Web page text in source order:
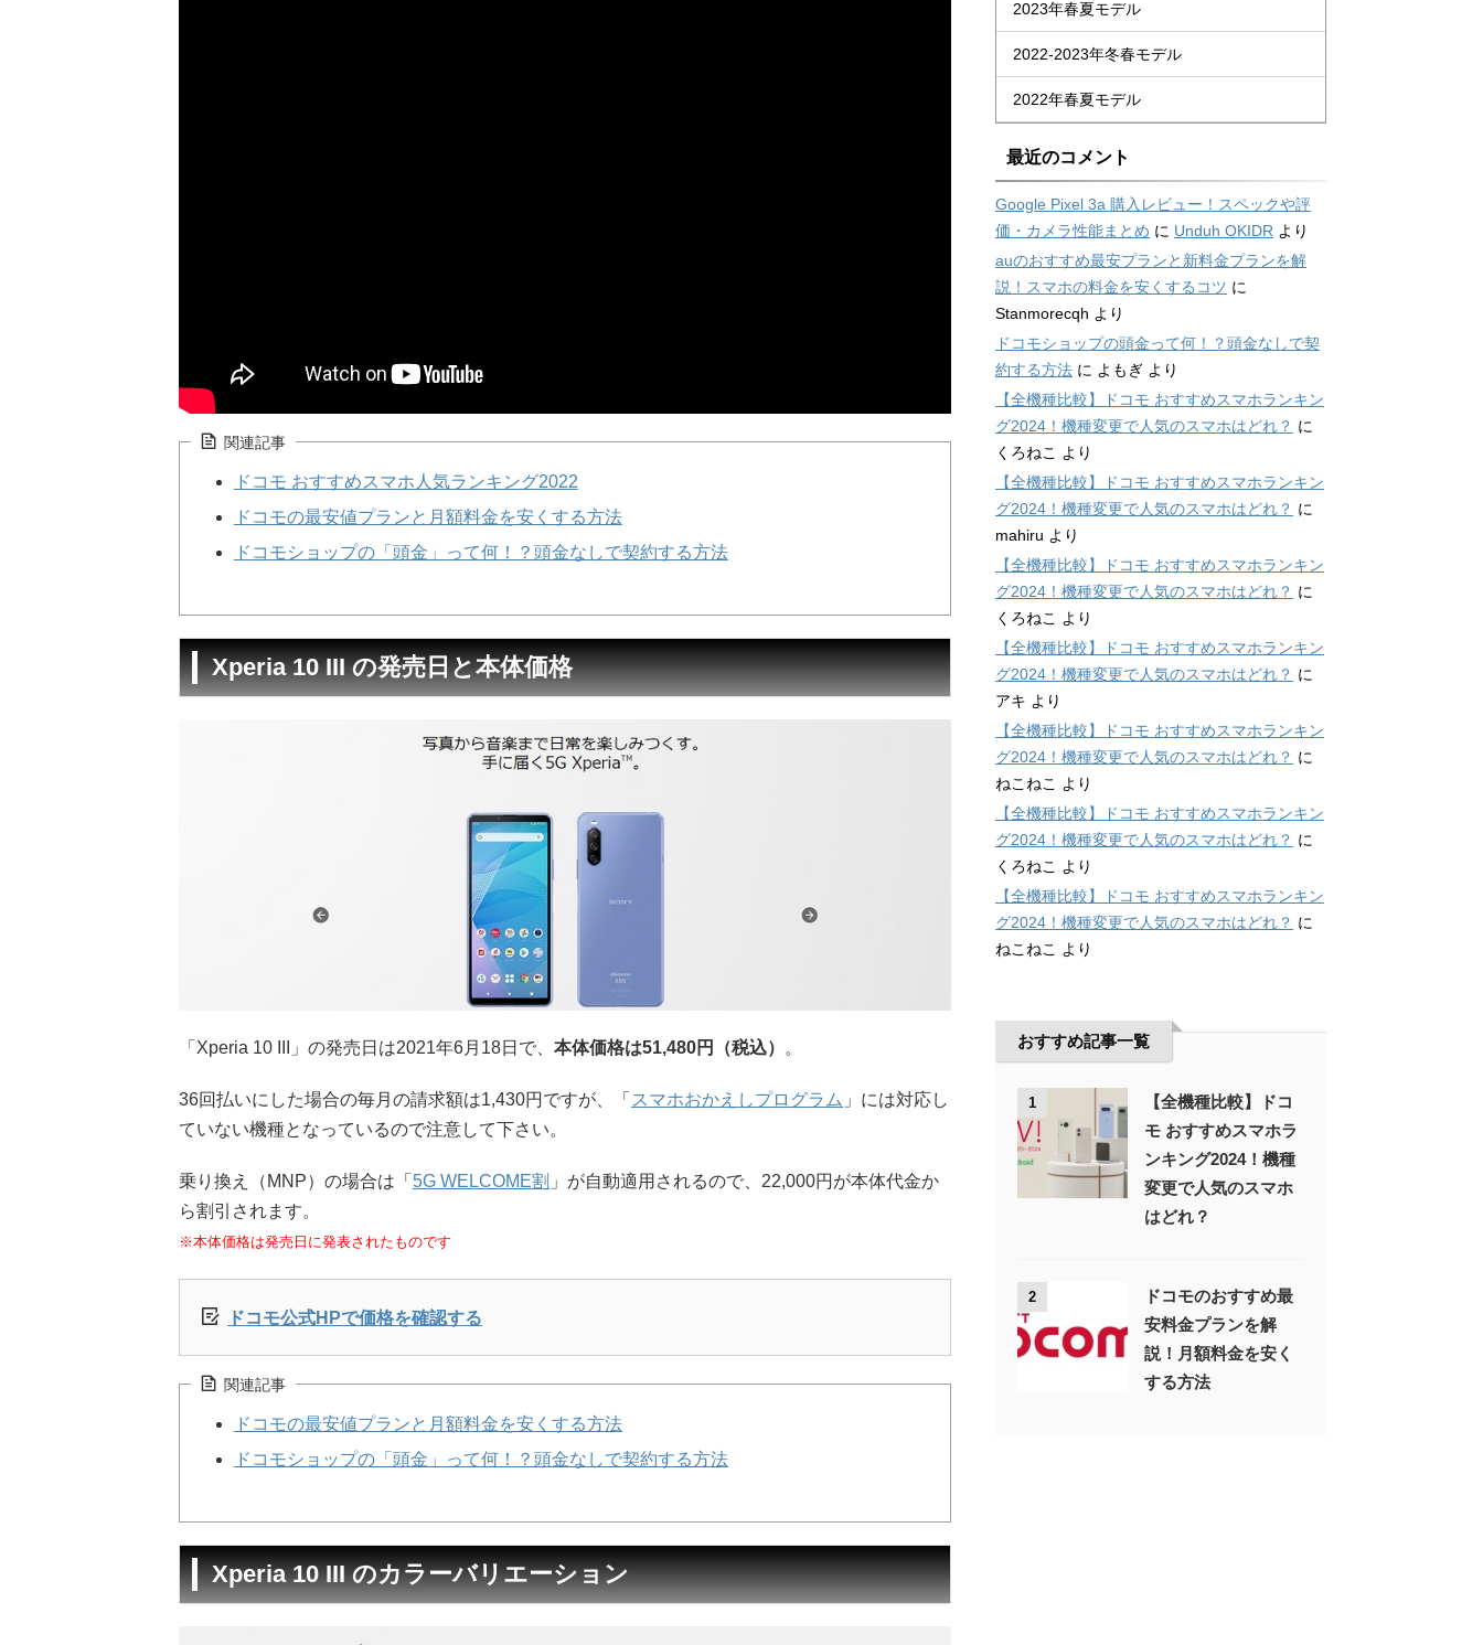
関連記事
ドコモ おすすめスマホ人気ランキング2022
ドコモの最安値プランと月額料金を安くする方法
ドコモショップの「頭金」って何！？頭金なしで契約する方法
Xperia 10 III の発売日と本体価格
「Xperia 10 III」の発売日は2021年6月18日で、 本体価格は51,480円（税込） 。
36回払いにした場合の毎月の請求額は1,430円ですが、「 スマホおかえしプログラム 」には対応し
ていない機種となっているので注意して下さい。
乗り換え（MNP）の場合は「 5G WELCOME割 」が自動適用されるので、22,000円が本体代金か
ら割引されます。
※本体価格は発売日に発表されたものです
ドコモ公式HPで価格を確認する
関連記事
ドコモの最安値プランと月額料金を安くする方法
ドコモショップの「頭金」って何！？頭金なしで契約する方法
Xperia 10 III のカラーバリエーション
2023年春夏モデル
2022-2023年冬春モデル
2022年春夏モデル
最近のコメント
Google Pixel 3a 購入レビュー！スペックや評
価・カメラ性能まとめ に Unduh OKIDR より
auのおすすめ最安プランと新料金プランを解
説！スマホの料金を安くするコツ に
Stanmorecqh より
ドコモショップの頭金って何！？頭金なしで契
約する方法 に よもぎ より
【全機種比較】ドコモ おすすめスマホランキン
グ2024！機種変更で人気のスマホはどれ？ に
くろねこ
より
【全機種比較】ドコモ おすすめスマホランキン
グ2024！機種変更で人気のスマホはどれ？ に
mahiru より
【全機種比較】ドコモ おすすめスマホランキン
グ2024！機種変更で人気のスマホはどれ？ に
くろねこ
より
【全機種比較】ドコモ おすすめスマホランキン
グ2024！機種変更で人気のスマホはどれ？ に
アキ より
【全機種比較】ドコモ おすすめスマホランキン
グ2024！機種変更で人気のスマホはどれ？ に
ねこねこ
より
【全機種比較】ドコモ おすすめスマホランキン
グ2024！機種変更で人気のスマホはどれ？ に
くろねこ
より
【全機種比較】ドコモ おすすめスマホランキン
グ2024！機種変更で人気のスマホはどれ？ に
ねこねこ
より
おすすめ記事一覧
1
【全機種比較】ドコ
モ おすすめスマホラ
ンキング2024！機種
変更で人気のスマホ
はどれ？
2
ドコモのおすすめ最
安料金プランを解
説！月額料金を安く
する方法